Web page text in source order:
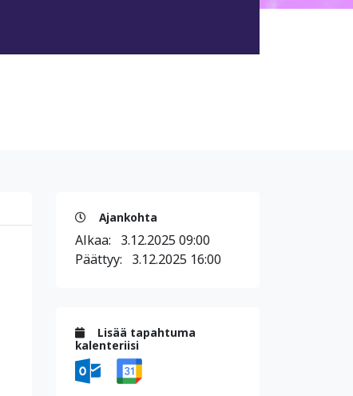
Ajankohta
Alkaa: 3.12.2025 09:00
Päättyy: 3.12.2025 16:00
Lisää tapahtuma
kalenteriisi